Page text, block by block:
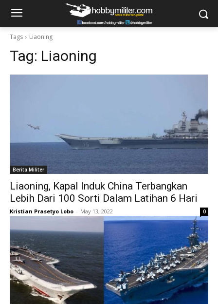
Tags Liaoning
Tag: Liaoning
Berita Militer
Liaoning, Kapal Induk China Terbangkan
Lebih Dari 100 Sorti Dalam Latihan 6 Hari
Kristian Prasetyo Lobo - May 13, 2022 0